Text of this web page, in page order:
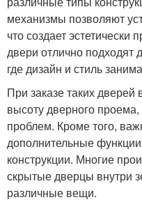
механизмы позволяют
что создает
двери отлично подходят
где дизайн и стиль
При заказе таких дверей
высоту дверного
проблем. Кроме того,
дополнительные
конструкции. Многие
скрытые дверцы внутри
различные вещи.